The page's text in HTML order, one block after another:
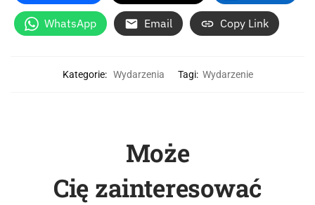
WhatsApp Email Copy Link
Kategorie: Wydarzenia Tagi: Wydarzenie
Może
Cię zainteresować